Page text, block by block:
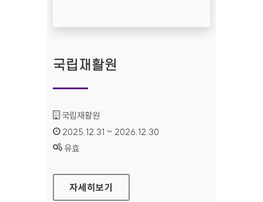
국립재활원
기관명 :
국립재활원
인증기간 :
2025.12.31 ~ 2026.12.30
상태 :
유효
국립재활원
자세히보기